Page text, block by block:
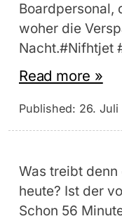
Boardpersonal,
woher die
Nacht.#Nifhtjet
Read more »
Published: 26.
Was treibt
heute? Ist der
Schon 56